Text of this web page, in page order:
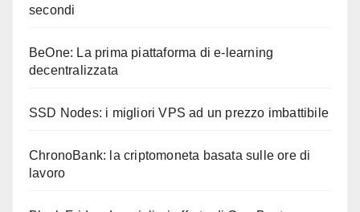
secondi
BeOne: La prima piattaforma di e-learning
decentralizzata
SSD Nodes: i migliori VPS ad un prezzo imbattibile
ChronoBank: la criptomoneta basata sulle ore di
lavoro